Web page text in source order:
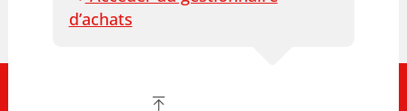
d’achats